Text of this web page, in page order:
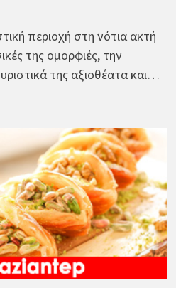
περιοχή στη νότια ακτή
της ομορφιές, την
της αξιοθέατα και…